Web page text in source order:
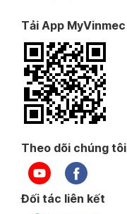
Tải App MyVinmec
Theo dõi chúng tôi
Đối tác liên kết